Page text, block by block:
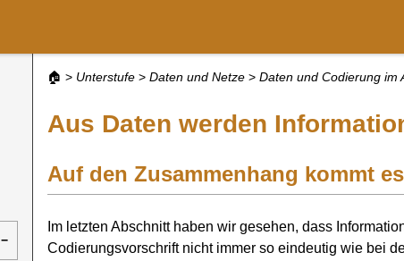
🏠 > Unterstufe > Daten und Netze > Daten und Codierung im
Aus Daten werden
Auf den Zusammenhang kommt
Im letzten Abschnitt haben wir gesehen, dass
Codierungsvorschrift nicht immer so eindeutig wie bei